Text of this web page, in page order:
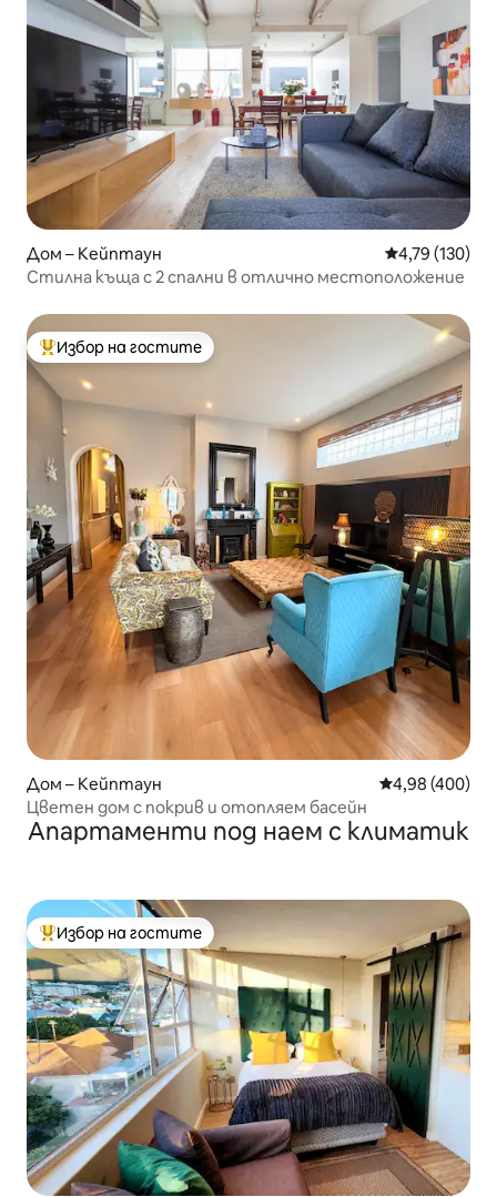
Дом – Кейптаун Средна
4,79 (130)
Стилна къща с 2 спални в отлично местоположение
Най-популярен избор на гостите
Избор на гостите
Дом – Кейптаун Средна
4,98 (400)
Цветен дом с покрив и отопляем басейн
Апартаменти под наем с климатик
Най-популярен избор на гостите
Избор на гостите